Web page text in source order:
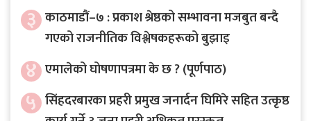
३ काठमाडौं–७ : प्रकाश श्रेष्ठको सम्भावना मजबुत बन्दै
गएको राजनीतिक विश्लेषकहरूको बुझाइ
४ एमालेको घोषणापत्रमा के छ ? (पूर्णपाठ)
५ सिंहदरबारका प्रहरी प्रमुख जनार्दन घिमिरे सहित उत्कृष्ठ